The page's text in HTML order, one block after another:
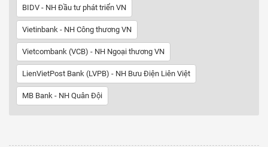
BIDV - NH Đầu tư phát triển VN
Vietinbank - NH Công thương VN
Vietcombank (VCB) - NH Ngoại thương VN
LienVietPost Bank (LVPB) - NH Bưu Điện Liên Việt
MB Bank - NH Quân Đội